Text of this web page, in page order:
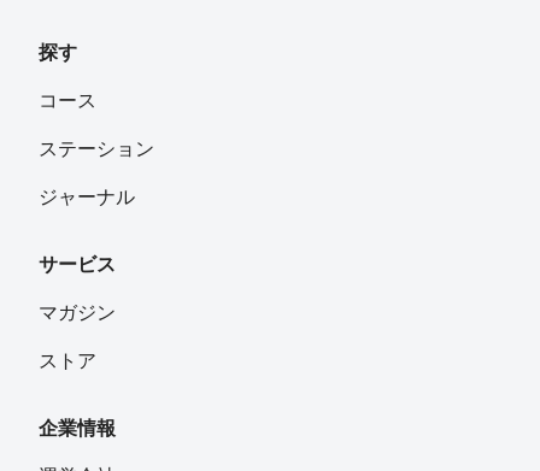
探す
コース
ステーション
ジャーナル
サービス
マガジン
ストア
企業情報